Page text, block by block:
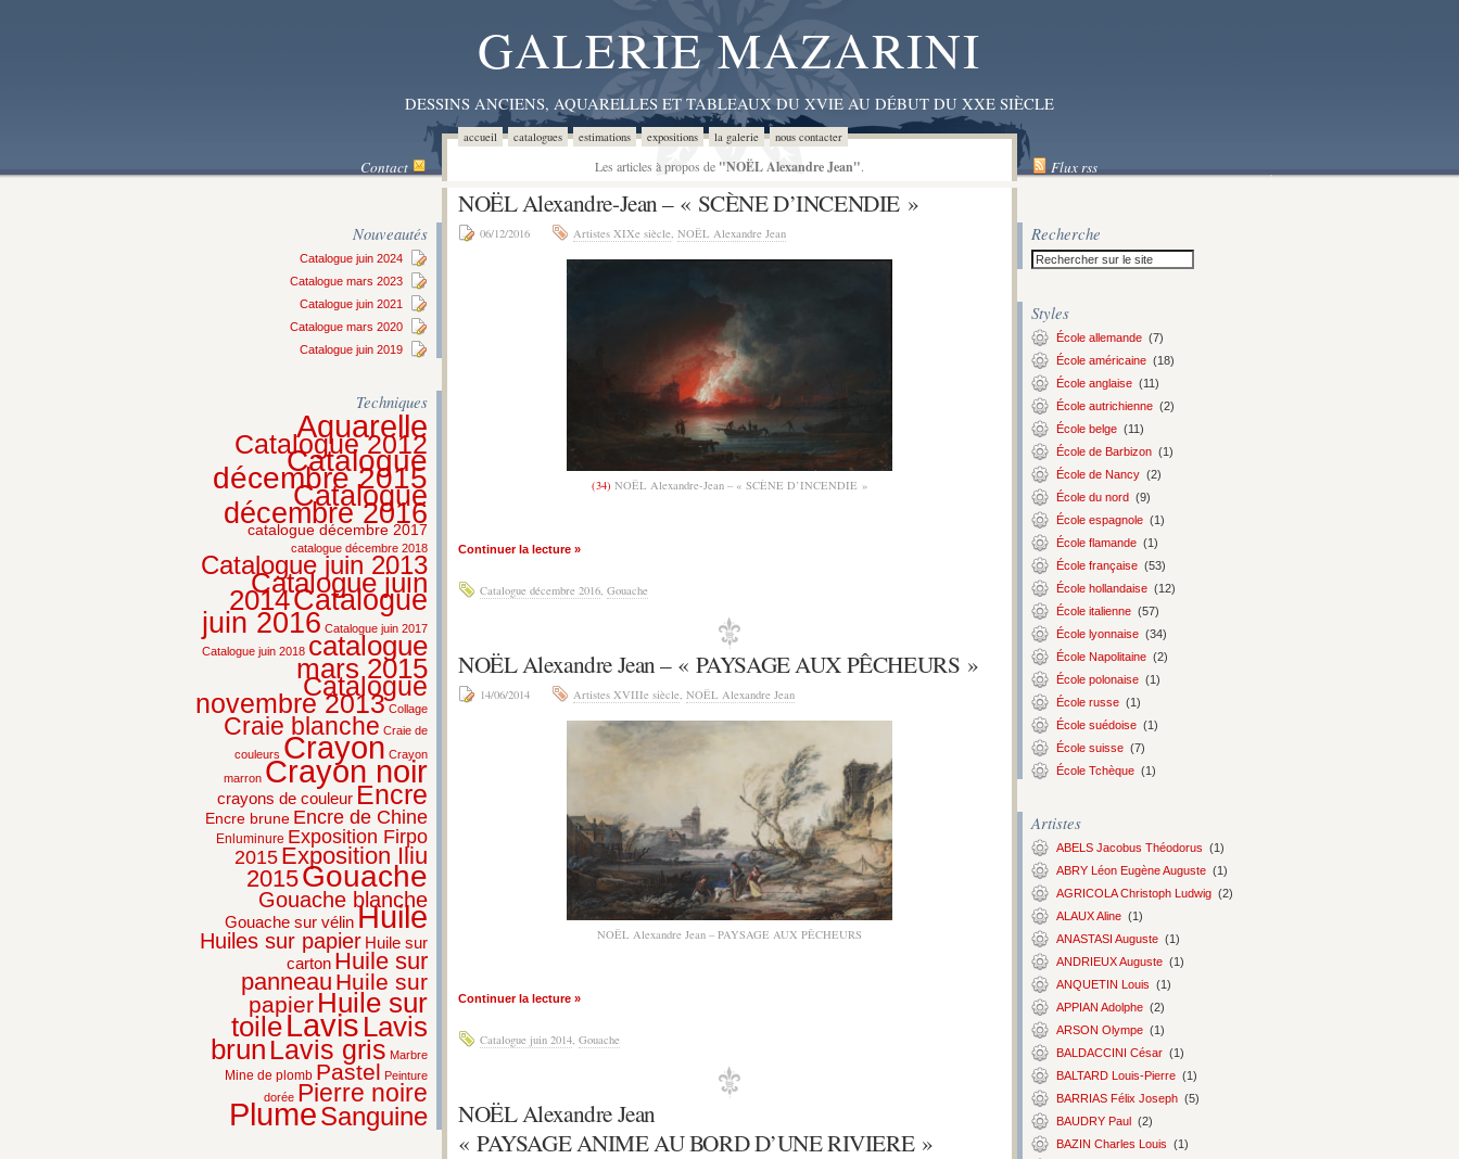
GALERIE MAZARINI
DESSINS ANCIENS, AQUARELLES ET TABLEAUX DU XVIE AU DÉBUT DU XXE SIÈCLE
accueil catalogues estimations expositions la galerie nous contacter
Contact Les articles à propos de "NOËL Alexandre Jean". Flux rss
Nouveautés
Catalogue juin 2024
Catalogue mars 2023
Catalogue juin 2021
Catalogue mars 2020
Catalogue juin 2019
Techniques
Aquarelle
Catalogue 2012
Catalogue
décembre 2015
Catalogue
décembre 2016
catalogue décembre 2017
catalogue décembre 2018
Catalogue juin 2013
Catalogue juin
2014Catalogue
juin 2016 Catalogue juin 2017
Catalogue juin 2018 catalogue
mars 2015
Catalogue
novembre 2013 Collage
Craie blanche Craie de
couleurs Crayon Crayon
marron Crayon noir
crayons de couleur Encre
Encre brune Encre de Chine
Enluminure Exposition Firpo
2015 Exposition Iliu
2015Gouache
Gouache blanche
Gouache sur vélinHuile
Huiles sur papier Huile sur
carton Huile sur
panneau Huile sur
papier Huile sur
toileLavis Lavis
brun Lavis gris Marbre
Mine de plomb Pastel Peinture
dorée Pierre noire
PlumeSanguine
NOËL Alexandre-Jean – « SCÈNE D’INCENDIE »
06/12/2016 Artistes XIXe siècle, NOËL Alexandre Jean
(34) NOËL Alexandre-Jean – « SCÈNE D’INCENDIE »
Continuer la lecture »
Catalogue décembre 2016, Gouache
NOËL Alexandre Jean – « PAYSAGE AUX PÊCHEURS »
14/06/2014 Artistes XVIIIe siècle, NOËL Alexandre Jean
NOËL Alexandre Jean – PAYSAGE AUX PÊCHEURS
Continuer la lecture »
Catalogue juin 2014, Gouache
NOËL Alexandre Jean
« PAYSAGE ANIME AU BORD D’UNE RIVIERE »
Recherche
Styles
École allemande (7)
École américaine (18)
École anglaise (11)
École autrichienne (2)
École belge (11)
École de Barbizon (1)
École de Nancy (2)
École du nord (9)
École espagnole (1)
École flamande (1)
École française (53)
École hollandaise (12)
École italienne (57)
École lyonnaise (34)
École Napolitaine (2)
École polonaise (1)
École russe (1)
École suédoise (1)
École suisse (7)
École Tchèque (1)
Artistes
ABELS Jacobus Théodorus (1)
ABRY Léon Eugène Auguste (1)
AGRICOLA Christoph Ludwig (2)
ALAUX Aline (1)
ANASTASI Auguste (1)
ANDRIEUX Auguste (1)
ANQUETIN Louis (1)
APPIAN Adolphe (2)
ARSON Olympe (1)
BALDACCINI César (1)
BALTARD Louis-Pierre (1)
BARRIAS Félix Joseph (5)
BAUDRY Paul (2)
BAZIN Charles Louis (1)